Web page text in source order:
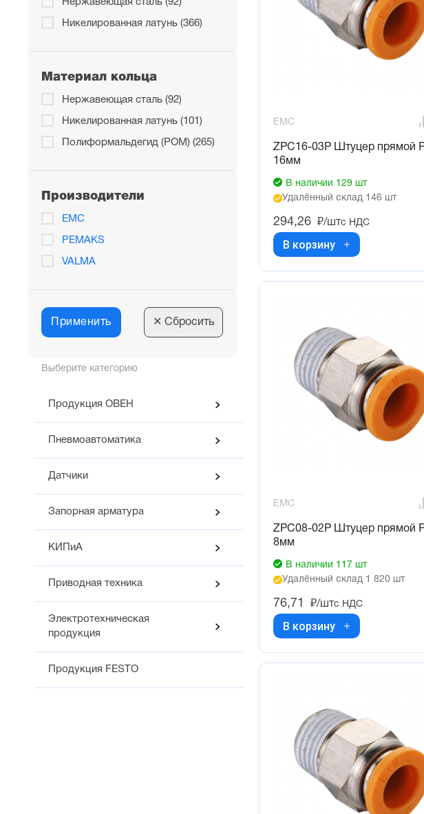
Выберите категорию
Продукция ОВЕН
Пневмоавтоматика
Датчики
Запорная арматура
КИПиА
Приводная техника
Электротехническая
продукция
Продукция FESTO
Нержавеющая сталь (92)
Никелированная латунь (366)
Материал кольца
Нержавеющая сталь (92)
Никелированная латунь (101)
Полиформальдегид (POM) (265)
Производители
EMC
PEMAKS
VALMA
Применить ✕ Сбросить
EMC
ZPC16-03P Штуцер прямой
16мм
В наличии 129 шт
Удалённый склад 146 шт
294,26 ₽/штс НДС
В корзину
EMC
ZPC08-02P Штуцер прямой
8мм
В наличии 117 шт
Удалённый склад 1 820 шт
76,71 ₽/штс НДС
В корзину